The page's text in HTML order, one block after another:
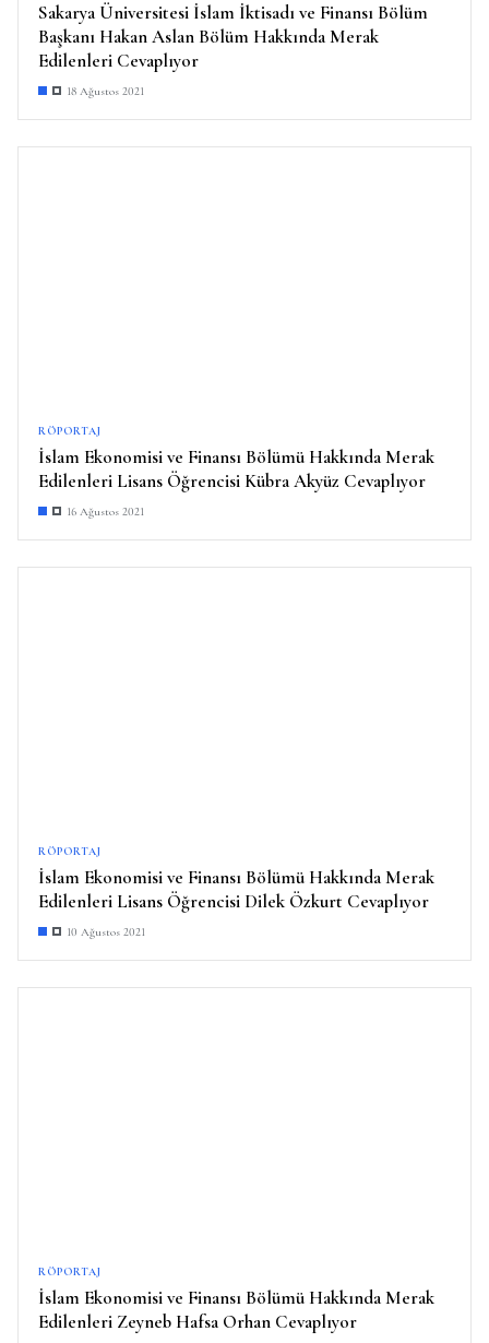
Sakarya Üniversitesi İslam İktisadı ve Finansı Bölüm
Başkanı Hakan Aslan Bölüm Hakkında Merak
Edilenleri Cevaplıyor
18 Ağustos 2021
RÖPORTAJ
İslam Ekonomisi ve Finansı Bölümü Hakkında Merak
Edilenleri Lisans Öğrencisi Kübra Akyüz Cevaplıyor
16 Ağustos 2021
RÖPORTAJ
İslam Ekonomisi ve Finansı Bölümü Hakkında Merak
Edilenleri Lisans Öğrencisi Dilek Özkurt Cevaplıyor
10 Ağustos 2021
RÖPORTAJ
İslam Ekonomisi ve Finansı Bölümü Hakkında Merak
Edilenleri Zeyneb Hafsa Orhan Cevaplıyor